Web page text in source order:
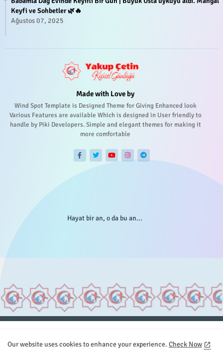
Keyfi ve Sohbetler 🌿🔥
Ağustos 07, 2025
Made with Love by
Wind Spot Template is Designed Theme for Giving Enhanced look
Various Features are available Which is designed in User friendly to
handle by Piki Developers. Simple and elegant themes for making it
more comfortable
Hayat bir an, o da bu an...
Sitemap
İletişim
Our website uses cookies to enhance your experience. Check Now